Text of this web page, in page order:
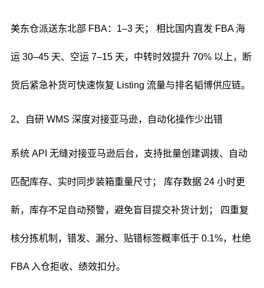
美东仓派送东北部 FBA：1–3 天； 相比国内直发 FBA 海
运 30–45 天、空运 7–15 天，中转时效提升 70% 以上，断
货后紧急补货可快速恢复 Listing 流量与排名韬博供应链。
2、自研 WMS 深度对接亚马逊，自动化操作少出错
系统 API 无缝对接亚马逊后台，支持批量创建调拨、自动
匹配库存、实时同步装箱重量尺寸； 库存数据 24 小时更
新，库存不足自动预警，避免盲目提交补货计划； 四重复
核分拣机制，错发、漏分、贴错标签概率低于 0.1%，杜绝
FBA 入仓拒收、绩效扣分。